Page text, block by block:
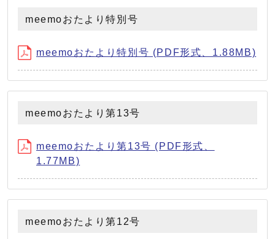
meemoおたより特別号
meemoおたより特別号 (PDF形式、1.88MB)
meemoおたより第13号
meemoおたより第13号 (PDF形式、
1.77MB)
meemoおたより第12号